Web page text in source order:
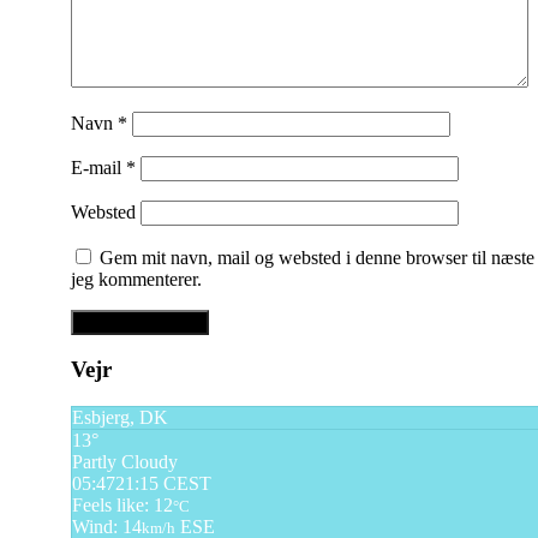
Navn *
E-mail *
Websted
Gem mit navn, mail og websted i denne browser til næste
jeg kommenterer.
Vejr
Esbjerg, DK
13°
Partly Cloudy
05:4721:15 CEST
Feels like: 12°C
Wind: 14km/h ESE